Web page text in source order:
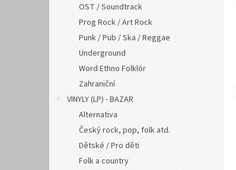
OST / Soundtrack
Prog Rock / Art Rock
Punk / Pub / Ska / Reggae
Underground
Word Ethno Folklór
Zahraniční
VINYLY (LP) - BAZAR
Alternativa
Český rock, pop, folk atd.
Dětské / Pro děti
Folk a country